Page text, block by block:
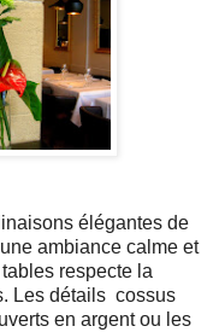
élégantes de
ambiance calme et
respecte la
Les détails cossus
en argent ou les